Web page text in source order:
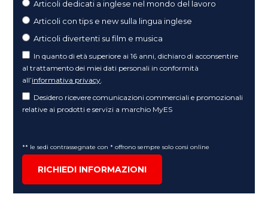
Articoli dedicati a inglese nel mondo del lavoro
Articoli con tips e new sulla lingua inglese
Articoli divertenti su film e musica
In quanto di età superiore ai 16 anni, dichiaro di acconsentire
al trattamento dei miei dati personali in conformità
all’informativa privacy
Desidero ricevere comunicazioni commerciali e promozionali
relative ai prodotti e servizi a marchio MyES
** le sedi contrassegnate con * offrono sempre solo corsi online
RICHIEDI INFORMAZIONI